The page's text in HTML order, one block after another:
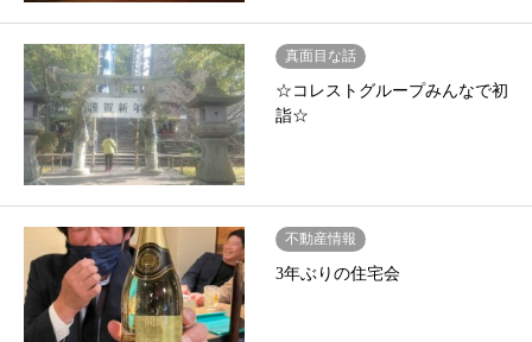
真面目な話
☆コレストグループみんなで初
詣☆
不動産情報
3年ぶりの住宅会